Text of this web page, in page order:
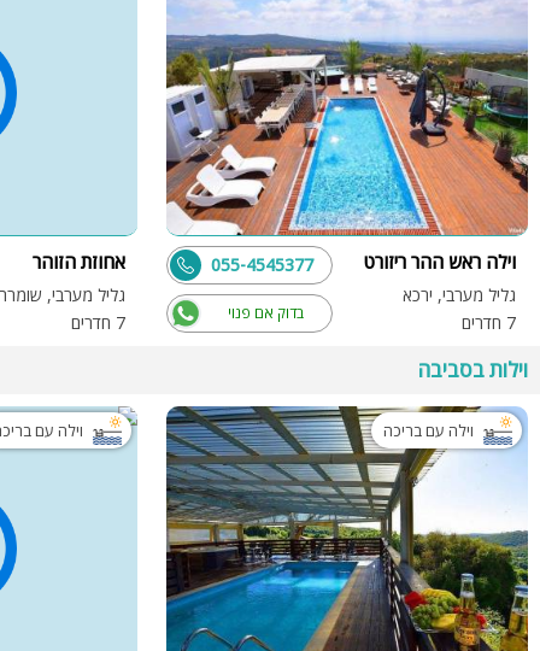
וילה ראש ההר ריזורט
גליל מערבי, ירכא
7 חדרים
בדוק אם פנוי
055-4545377 אחוזת הזוהר
גליל מערבי,
7 חדרים
וילות בסביבה
וילה עם בריכה וילה עם